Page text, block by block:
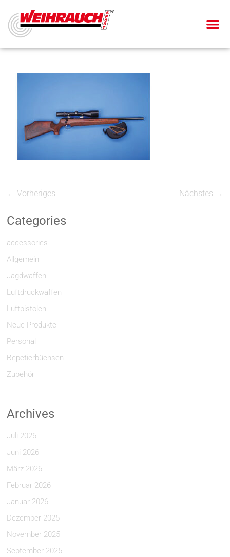
← Vorheriges Nächstes →
Categories
accessories
Allgemein
Jagdwaffen
Luftdruckwaffen
Luftpistolen
Neue Produkte
Personal
Repetierbüchsen
Zubehör
Archives
Juli 2026
Juni 2026
März 2026
Februar 2026
Januar 2026
Dezember 2025
November 2025
September 2025